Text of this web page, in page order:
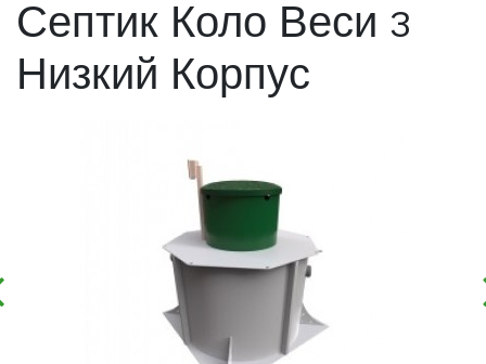
Септик Коло Веси 3
Низкий Корпус